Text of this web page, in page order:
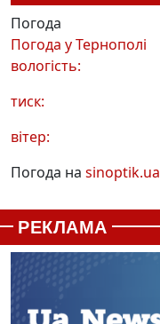
Погода
Погода уТернополі
вологість:
тиск:
вітер:
Погода на sinoptik.ua
РЕКЛАМА